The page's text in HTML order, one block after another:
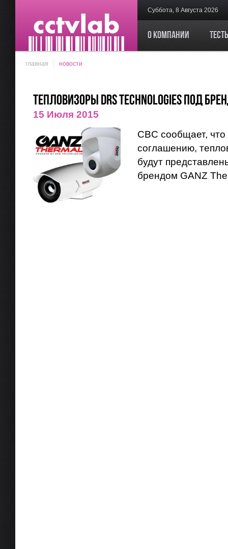
Суббота, 8 Августа 2026
О компании
главная новости
Тепловизоры DRS Technologies под
15 Июля 2015
CBC сообщает,
соглашению,
будут
брендом GANZ